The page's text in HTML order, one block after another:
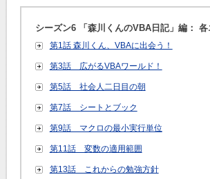
シーズン6 「森川くんのVBA日記」編：
第1話 森川くん、VBAに出会う！
第3話 広がるVBAワールド！
第5話 社会人二日目の朝
第7話 シートとブック
第9話 マクロの最小実行単位
第11話 変数の適用範囲
第13話 これからの勉強方針